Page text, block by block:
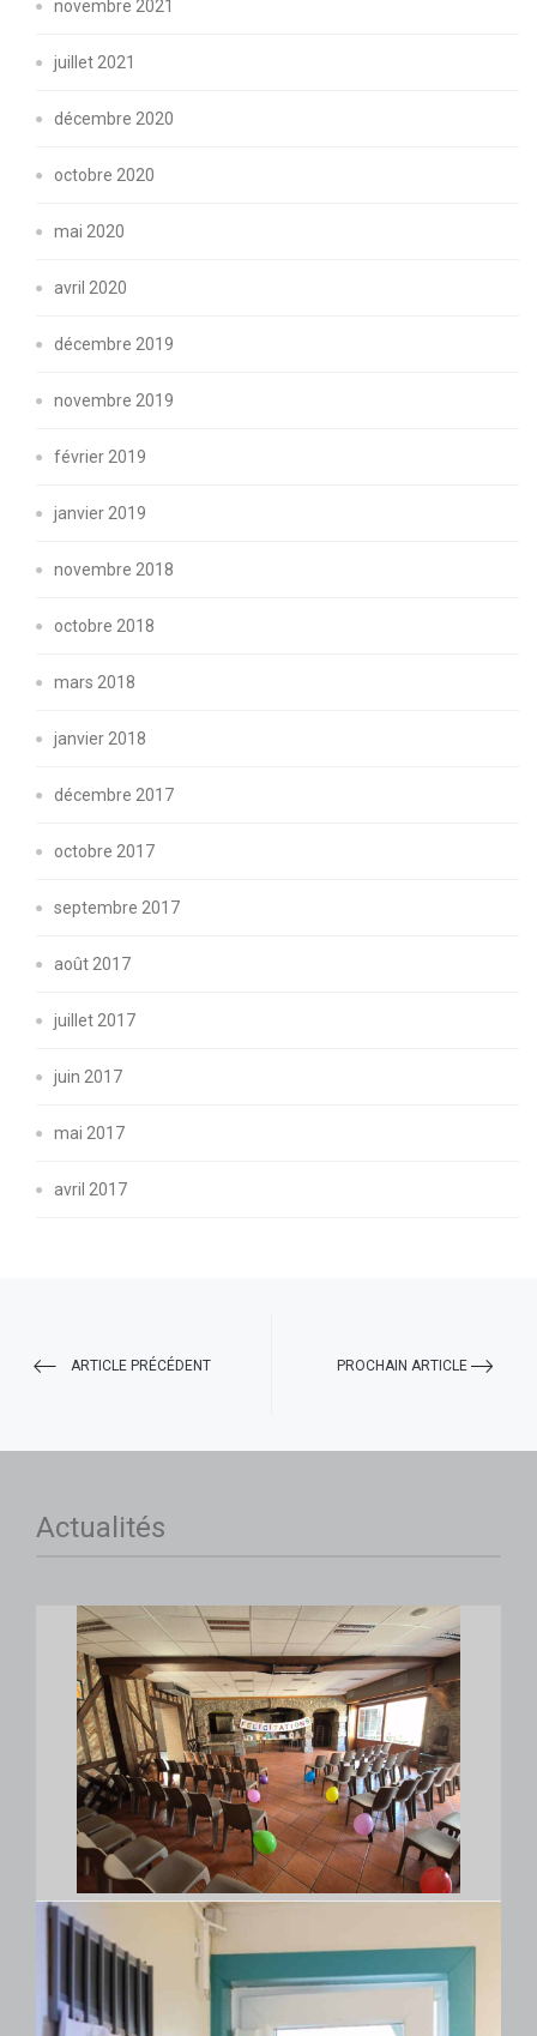
novembre 2021
juillet 2021
décembre 2020
octobre 2020
mai 2020
avril 2020
décembre 2019
novembre 2019
février 2019
janvier 2019
novembre 2018
octobre 2018
mars 2018
janvier 2018
décembre 2017
octobre 2017
septembre 2017
août 2017
juillet 2017
juin 2017
mai 2017
avril 2017
ARTICLE PRÉCÉDENT PROCHAIN ARTICLE
Actualités